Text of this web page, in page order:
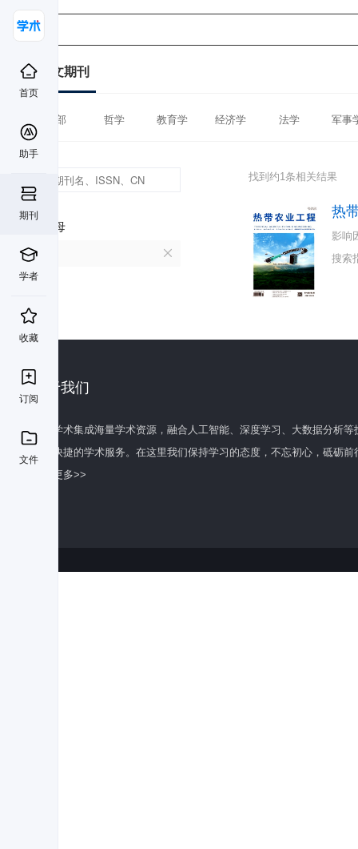
首页
助手
期刊
学者
收藏
订阅
文件
中文期刊
全部 哲学 教育学 经济学 法学 军事
首字母
R
找到约1条相关结果
热
影响
搜索
关于我们
百度学术集成海量学术资源，融合人工智能、深度学习、大数据分析
全面快捷的学术服务。在这里我们保持学习的态度，不忘初心，砥砺前
了解更多>>